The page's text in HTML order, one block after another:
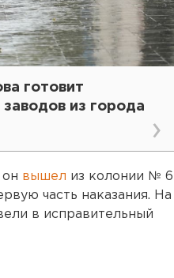
готовит
из города
он вышел из колонии № 6
часть наказания. На
в исправительный